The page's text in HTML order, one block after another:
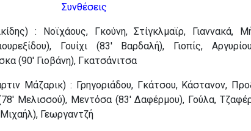
Συνθέσεις
: Νοϊχάους, Γκούνη, Στίγκλμαϊρ, Γιαννακά,
Γουίχι (83′ Βαρδαλή), Γιοπίς,
(90′ Γιοβάνη), Γκατσάνιτσα
Μάζαρικ) : Γρηγοριάδου, Γκάτσου, Κάστανον,
Μελισσού), Μεντόσα (83′ Δαφέρμου), Γούλα,
Γεωργαντζή